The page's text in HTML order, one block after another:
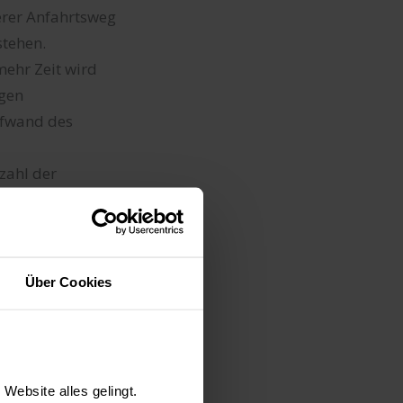
Über Cookies
alles gelingt.
Anfahrtsweg
Zeit wird
des
der
hierfür die
auf die
an.